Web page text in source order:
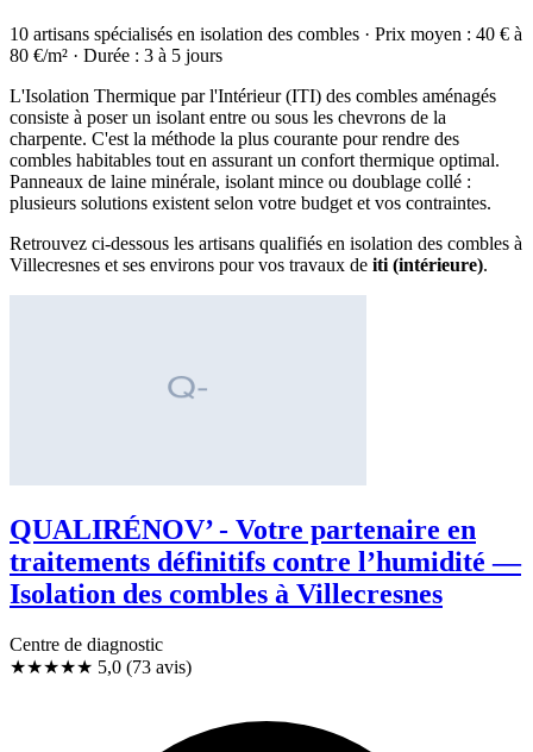
10 artisans spécialisés en isolation des combles · Prix moyen : 40 € à
80 €/m² · Durée : 3 à 5 jours
L'Isolation Thermique par l'Intérieur (ITI) des combles aménagés
consiste à poser un isolant entre ou sous les chevrons de la
charpente. C'est la méthode la plus courante pour rendre des
combles habitables tout en assurant un confort thermique optimal.
Panneaux de laine minérale, isolant mince ou doublage collé :
plusieurs solutions existent selon votre budget et vos contraintes.
Retrouvez ci-dessous les artisans qualifiés en isolation des combles à
Villecresnes et ses environs pour vos travaux de iti (intérieure).
QUALIRÉNOV’ - Votre partenaire en
traitements définitifs contre l’humidité —
Isolation des combles à Villecresnes
Centre de diagnostic
★★★★★ 5,0 (73 avis)